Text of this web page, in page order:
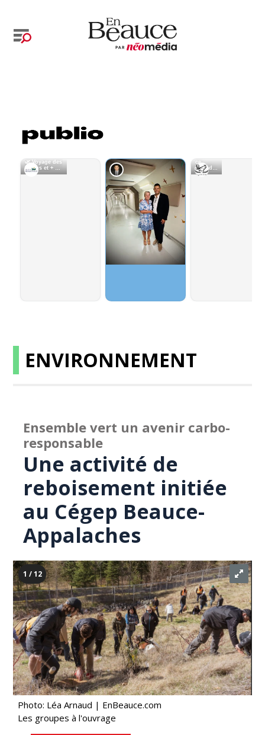
ENVIRONNEMENT
Ensemble vert un avenir carbo-
responsable
Une activité de
reboisement initiée
au Cégep Beauce-
Appalaches
1 / 12
Photo: Léa Arnaud | EnBeauce.com
Les groupes à l'ouvrage